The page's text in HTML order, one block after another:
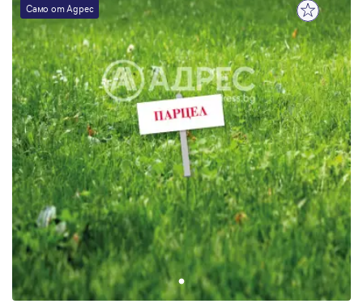
Само от Адрес